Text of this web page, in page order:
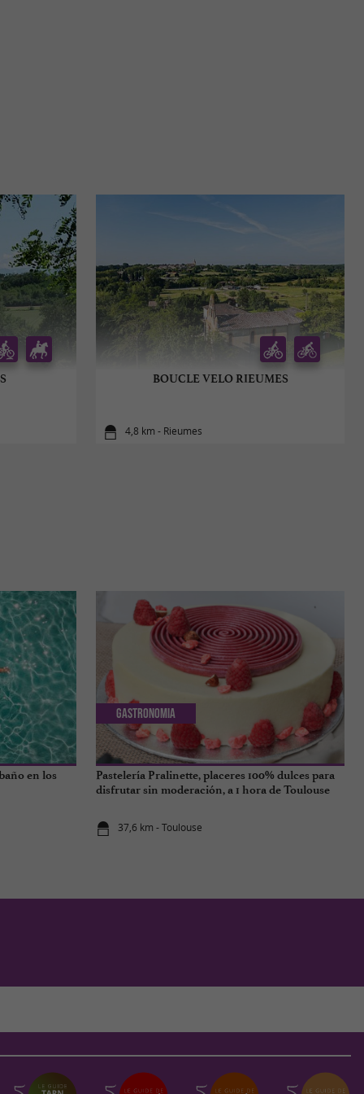
BOUCLE VELO RIEUMES
4,8 km - Rieumes
en los
Pastelería Pralinette, placeres 100% dulces para
disfrutar sin moderación, a 1 hora de Toulouse
37,6 km - Toulouse
Gastronomia